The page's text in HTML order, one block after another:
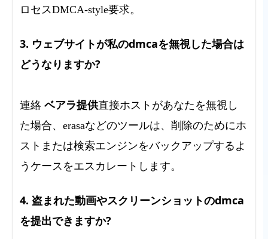
ロセスDMCA-style要求。
3. ウェブサイトが私のdmcaを無視した場合は
どうなりますか?
連絡 ベアラ提供直接ホストがあなたを無視し
た場合、erasaなどのツールは、削除のためにホ
ストまたは検索エンジンをバックアップするよ
うケースをエスカレートします。
4. 盗まれた動画やスクリーンショットのdmca
を提出できますか?